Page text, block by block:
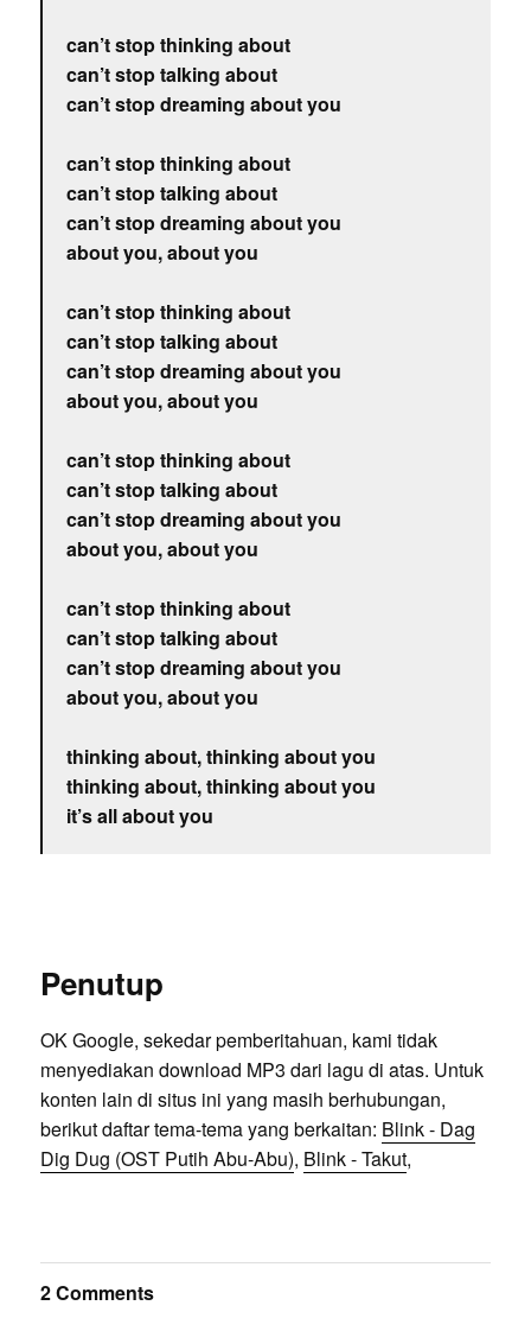
can’t stop thinking about
can’t stop talking about
can’t stop dreaming about you
can’t stop thinking about
can’t stop talking about
can’t stop dreaming about you
about you, about you
can’t stop thinking about
can’t stop talking about
can’t stop dreaming about you
about you, about you
can’t stop thinking about
can’t stop talking about
can’t stop dreaming about you
about you, about you
can’t stop thinking about
can’t stop talking about
can’t stop dreaming about you
about you, about you
thinking about, thinking about you
thinking about, thinking about you
it’s all about you
Penutup
OK Google, sekedar pemberitahuan, kami tidak
menyediakan download MP3 dari lagu di atas. Untuk
konten lain di situs ini yang masih berhubungan,
berikut daftar tema-tema yang berkaitan: Blink - Dag
Dig Dug (OST Putih Abu-Abu), Blink - Takut,
2 Comments